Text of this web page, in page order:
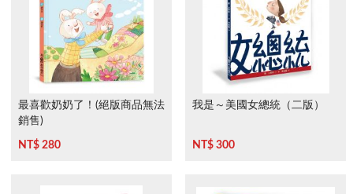
最喜歡奶奶了！(絕版商品無法
銷售)
NT$ 280
我是～美國女總統（二版）
NT$ 300